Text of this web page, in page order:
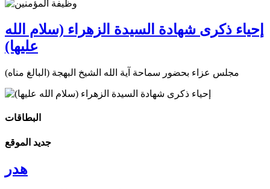
إحياء ذكرى شهادة السيدة الزهراء (سلام الله
عليها)
مجلس عزاء بحضور سماحة آية الله الشيخ البهجة (البالغ مناه)
البطاقات
جديد الموقع
هدر